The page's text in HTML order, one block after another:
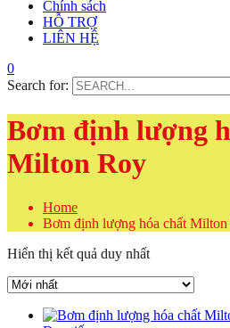
Chính sách
HỖ TRỢ
LIÊN HỆ
0
Search for:
Bơm định lượng
Milton Roy
Home
Bơm định lượng hóa chất
Hiển thị kết quả duy nhất